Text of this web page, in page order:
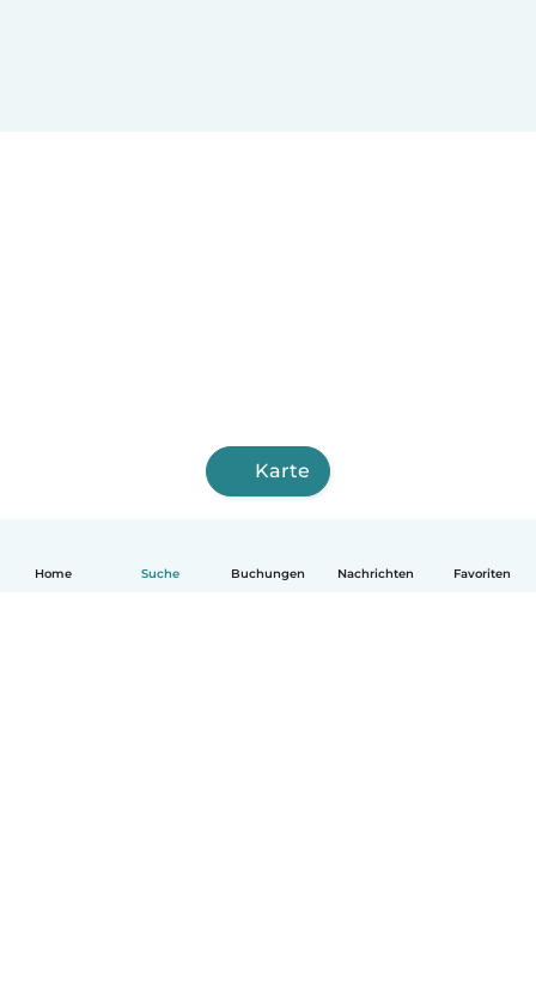
Home Suche Buchungen Nachrichten Favoriten
Karte